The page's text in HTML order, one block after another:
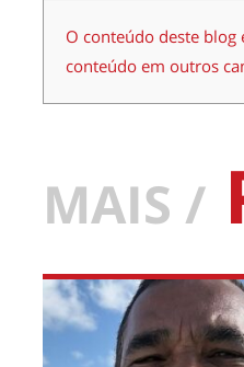
O conteúdo deste blog
conteúdo em outros
MAIS /